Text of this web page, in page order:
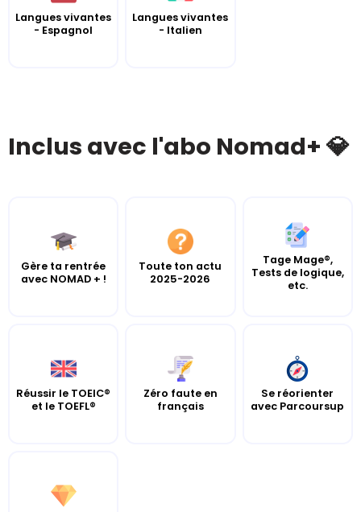
Langues vivantes
- Espagnol
Langues vivantes
- Italien
Inclus avec l'abo Nomad+ 💎
Gère ta rentrée
avec NOMAD + !
Toute ton actu
2025-2026
Tage Mage®,
Tests de logique,
etc.
Réussir le TOEIC®
et le TOEFL®
Zéro faute en
français
Se réorienter
avec Parcoursup